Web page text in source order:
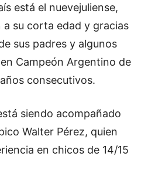
está el nuevejuliense,
su corta edad y gracias
sus padres y algunos
Campeón Argentino de
consecutivos.
siendo acompañado
Walter Pérez, quien
en chicos de 14/15